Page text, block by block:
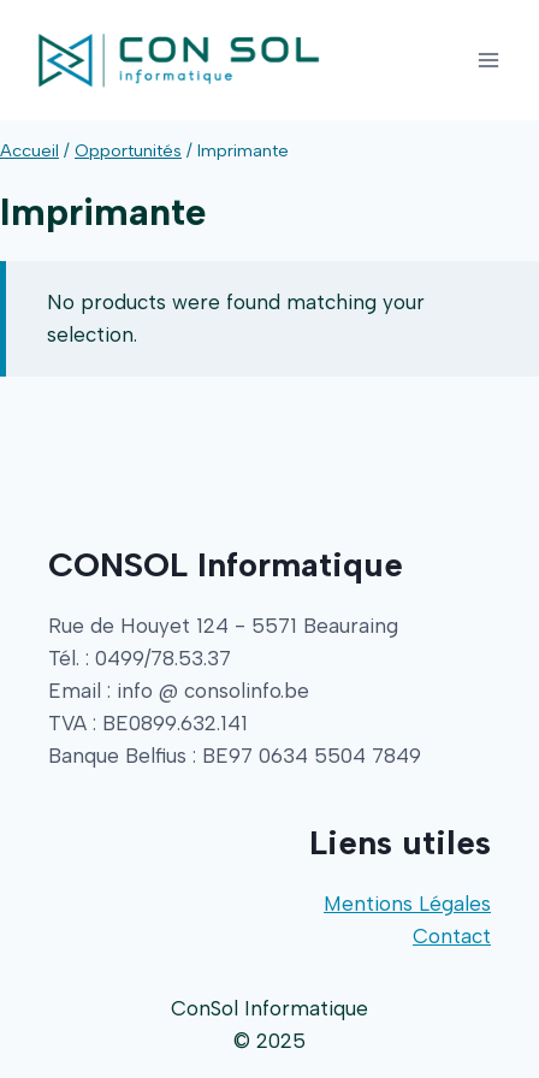
content
Accueil / Opportunités / Imprimante
Imprimante
No products were found matching your
selection.
CONSOL Informatique
Rue de Houyet 124 - 5571 Beauraing
Tél. : 0499/78.53.37
Email : info @ consolinfo.be
TVA : BE0899.632.141
Banque Belfius : BE97 0634 5504 7849
Liens utiles
Mentions Légales
Contact
ConSol Informatique
© 2025